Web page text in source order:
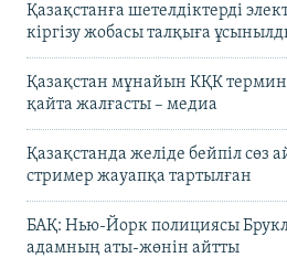
Қазақстанға шетелдіктерді
кіргізу жобасы талқыға
Қазақстан мұнайын КҚК
қайта жалғасты – медиа
Қазақстанда желіде бейпіл сөз
стример жауапқа тартылған
БАҚ: Нью-Йорк полициясы
адамның аты-жөнін айтты